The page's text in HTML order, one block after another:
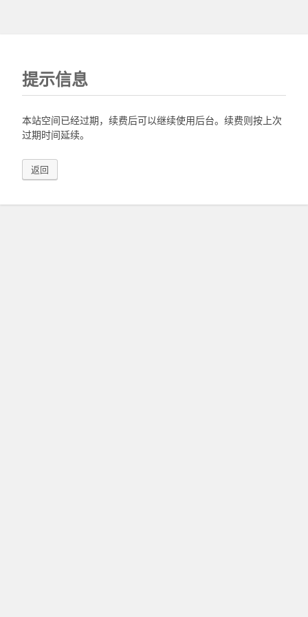
提示信息
本站空间已经过期，续费后可以继续使用后台。续费则按上次
过期时间延续。
返回